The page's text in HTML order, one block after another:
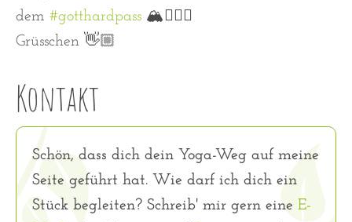
dem #gotthardpass 🏔️🧘🏼‍♀️
Grüsschen 👋🏼
Kontakt
Schön, dass dich dein Yoga-Weg auf meine
Seite geführt hat. Wie darf ich dich ein
Stück begleiten? Schreib' mir gern eine E-